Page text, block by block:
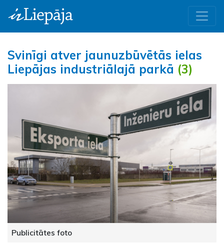
Svinīgi atver jaunuzbūvētās ielas
Liepājas industriālajā parkā (3)
Publicitātes foto